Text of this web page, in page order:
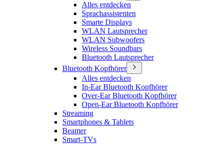
Alles entdecken
Sprachassistenten
Smarte Displays
WLAN Lautsprecher
WLAN Subwoofers
Wireless Soundbars
Bluetooth Lautsprecher
Bluetooth Kopfhörer
Alles entdecken
In-Ear Bluetooth Kopfhörer
Over-Ear Bluetooth Kopfhörer
Open-Ear Bluetooth Kopfhörer
Streaming
Smartphones & Tablets
Beamer
Smart-TVs